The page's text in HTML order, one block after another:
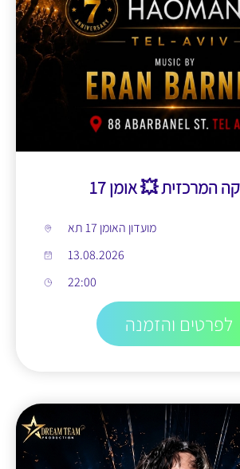
המרכזית 💥 אומן 17
מועדון האומן 17 תא
13.08.2026
22:00
לפרטים והזמנה